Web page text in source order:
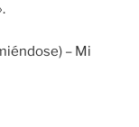
– Mi